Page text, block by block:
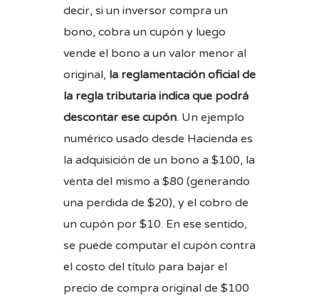
decir, si un inversor compra un
bono, cobra un cupón y luego
vende el bono a un valor menor al
original, la reglamentación oficial de
la regla tributaria indica que podrá
descontar ese cupón. Un ejemplo
numérico usado desde Hacienda es
la adquisición de un bono a $100, la
venta del mismo a $80 (generando
una perdida de $20), y el cobro de
un cupón por $10. En ese sentido,
se puede computar el cupón contra
el costo del título para bajar el
precio de compra original de $100